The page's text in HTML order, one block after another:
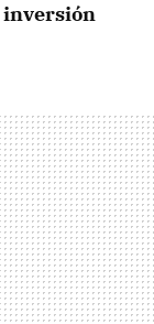
inversión